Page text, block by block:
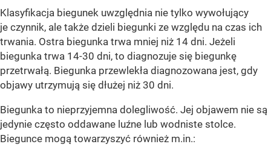
Klasyfikacja biegunek uwzględnia nie tylko wywołujący
je czynnik, ale także dzieli biegunki ze względu na czas ich
trwania. Ostra biegunka trwa mniej niż 14 dni. Jeżeli
biegunka trwa 14-30 dni, to diagnozuje się biegunkę
przetrwałą. Biegunka przewlekła diagnozowana jest, gdy
objawy utrzymują się dłużej niż 30 dni.
Biegunka to nieprzyjemna dolegliwość. Jej objawem nie są
jedynie często oddawane luźne lub wodniste stolce.
Biegunce mogą towarzyszyć również m.in.: